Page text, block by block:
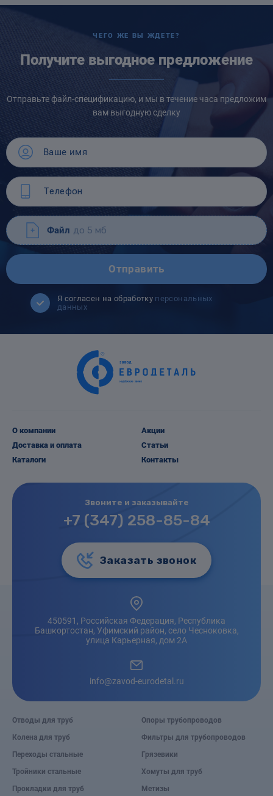
ЧЕГО ЖЕ ВЫ ЖДЕТЕ?
Получите выгодное предложение
Отправьте файл-спецификацию, и мы в течение часа предложим
вам выгодную сделку
Файл до 5 мб
Отправить
Я согласен на обработку персональных
данных
О компании
Доставка и оплата
Каталоги
Акции
Статьи
Контакты
Звоните и заказывайте
+7 (347) 258-85-84
Заказать звонок
450591, Российская Федерация, Республика
Башкортостан, Уфимский район, село Чесноковка,
улица Карьерная, дом 2А
info@zavod-eurodetal.ru
Отводы для труб
Колена для труб
Переходы стальные
Тройники стальные
Прокладки для труб
Опоры трубопроводов
Фильтры для трубопроводов
Грязевики
Хомуты для труб
Метизы